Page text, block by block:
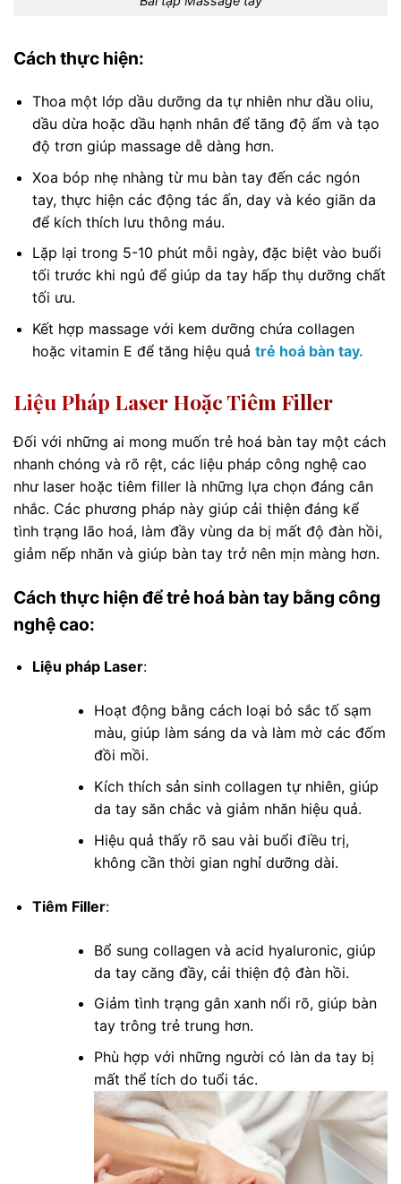
Cách thực hiện:
Thoa một lớp dầu dưỡng da tự nhiên như dầu oliu,
dầu dừa hoặc dầu hạnh nhân để tăng độ ẩm và tạo
độ trơn giúp massage dễ dàng hơn.
Xoa bóp nhẹ nhàng từ mu bàn tay đến các ngón
tay, thực hiện các động tác ấn, day và kéo giãn da
để kích thích lưu thông máu.
Lặp lại trong 5-10 phút mỗi ngày, đặc biệt vào buổi
tối trước khi ngủ để giúp da tay hấp thụ dưỡng chất
tối ưu.
Kết hợp massage với kem dưỡng chứa collagen
hoặc vitamin E để tăng hiệu quả trẻ hoá bàn tay.
Liệu Pháp Laser Hoặc Tiêm Filler
Đối với những ai mong muốn trẻ hoá bàn tay một cách
nhanh chóng và rõ rệt, các liệu pháp công nghệ cao
như laser hoặc tiêm filler là những lựa chọn đáng cân
nhắc. Các phương pháp này giúp cải thiện đáng kể
tình trạng lão hoá, làm đầy vùng da bị mất độ đàn hồi,
giảm nếp nhăn và giúp bàn tay trở nên mịn màng hơn.
Cách thực hiện để trẻ hoá bàn tay bằng công
nghệ cao:
Liệu pháp Laser:
Hoạt động bằng cách loại bỏ sắc tố sạm
màu, giúp làm sáng da và làm mờ các đốm
đồi mồi.
Kích thích sản sinh collagen tự nhiên, giúp
da tay săn chắc và giảm nhăn hiệu quả.
Hiệu quả thấy rõ sau vài buổi điều trị,
không cần thời gian nghỉ dưỡng dài.
Tiêm Filler:
Bổ sung collagen và acid hyaluronic, giúp
da tay căng đầy, cải thiện độ đàn hồi.
Giảm tình trạng gân xanh nổi rõ, giúp bàn
tay trông trẻ trung hơn.
Phù hợp với những người có làn da tay bị
mất thể tích do tuổi tác.